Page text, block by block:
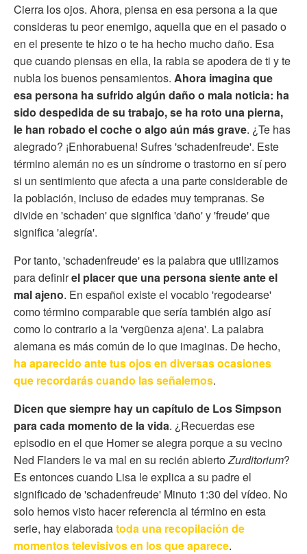
Cierra los ojos. Ahora, piensa en esa persona a la que
consideras tu peor enemigo, aquella que en el pasado o
en el presente te hizo o te ha hecho mucho daño. Esa
que cuando piensas en ella, la rabia se apodera de ti y te
nubla los buenos pensamientos. Ahora imagina que
esa persona ha sufrido algún daño o mala noticia: ha
sido despedida de su trabajo, se ha roto una pierna,
le han robado el coche o algo aún más grave. ¿Te has
alegrado? ¡Enhorabuena! Sufres 'schadenfreude'. Este
término alemán no es un síndrome o trastorno en sí pero
si un sentimiento que afecta a una parte considerable de
la población, incluso de edades muy tempranas. Se
divide en 'schaden' que significa 'daño' y 'freude' que
significa 'alegría'.
Por tanto, 'schadenfreude' es la palabra que utilizamos
para definirel placer que una persona siente ante el
mal ajeno. En español existe el vocablo 'regodearse'
como término comparable que sería también algo así
como lo contrario a la 'vergüenza ajena'. La palabra
alemana es más común de lo que imaginas. De hecho,
ha aparecido ante tus ojos en diversas ocasiones
que recordarás cuando las señalemos.
Dicen que siempre hay un capítulo de Los Simpson
para cada momento de la vida. ¿Recuerdas ese
episodio en el que Homer se alegra porque a su vecino
Ned Flanders le va mal en su recién abiertoZurditorium?
Es entonces cuando Lisa le explica a su padre el
significado de 'schadenfreude' Minuto 1:30 del vídeo. No
solo hemos visto hacer referencia al término en esta
serie, hay elaboradatoda una recopilación de
momentos televisivos en los que aparece.